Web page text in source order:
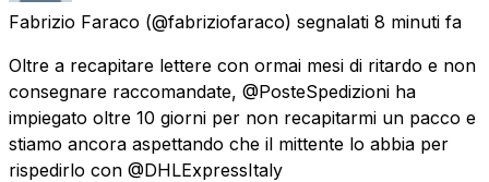
Fabrizio Faraco (@fabriziofaraco) segnalati 8 minuti fa
Oltre a recapitare lettere con ormai mesi di ritardo e non
consegnare raccomandate, @PosteSpedizioni ha
impiegato oltre 10 giorni per non recapitarmi un pacco e
stiamo ancora aspettando che il mittente lo abbia per
rispedirlo con @DHLExpressItaly